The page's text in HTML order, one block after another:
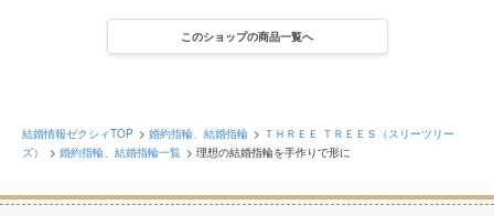
このショップの商品一覧へ
結婚情報ゼクシィTOP 婚約指輪、結婚指輪
ＴＨＲＥＥ ＴＲＥＥＳ（スリーツリー
ズ）
婚約指輪、結婚指輪一覧 理想の結婚指輪を手作りで形に